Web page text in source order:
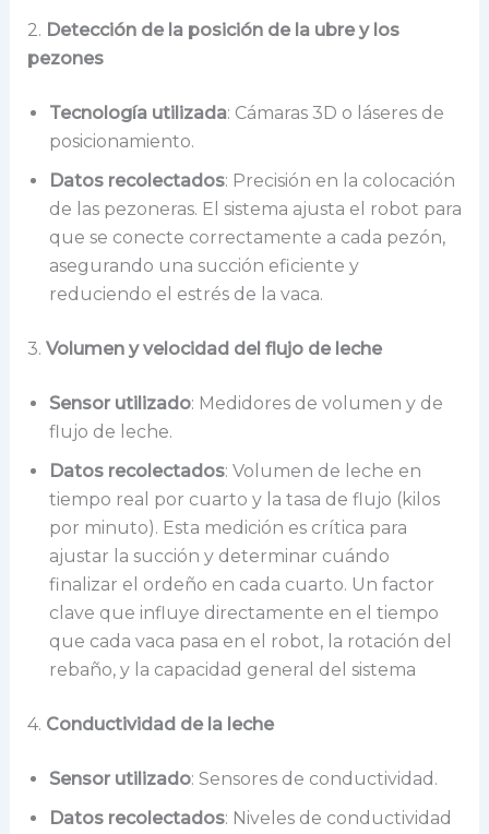
2. Detección de la posición de la ubre y los
pezones
Tecnología utilizada: Cámaras 3D o láseres de
posicionamiento.
Datos recolectados: Precisión en la colocación
de las pezoneras. El sistema ajusta el robot para
que se conecte correctamente a cada pezón,
asegurando una succión eficiente y
reduciendo el estrés de la vaca.
3. Volumen y velocidad del flujo de leche
Sensor utilizado: Medidores de volumen y de
flujo de leche.
Datos recolectados: Volumen de leche en
tiempo real por cuarto y la tasa de flujo (kilos
por minuto). Esta medición es crítica para
ajustar la succión y determinar cuándo
finalizar el ordeño en cada cuarto. Un factor
clave que influye directamente en el tiempo
que cada vaca pasa en el robot, la rotación del
rebaño, y la capacidad general del sistema
4. Conductividad de la leche
Sensor utilizado: Sensores de conductividad.
Datos recolectados: Niveles de conductividad